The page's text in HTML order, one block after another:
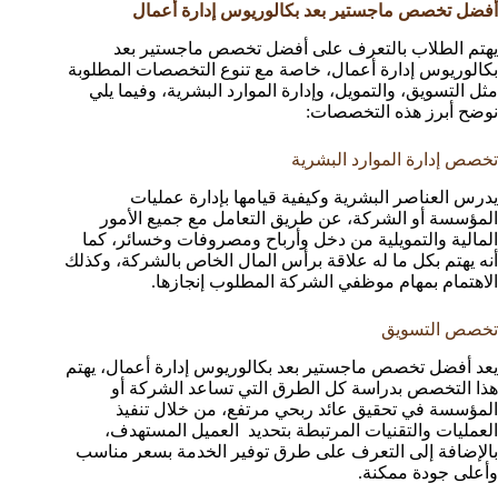
أفضل تخصص ماجستير بعد بكالوريوس إدارة أعمال
يهتم الطلاب بالتعرف على أفضل تخصص ماجستير بعد
بكالوريوس إدارة أعمال، خاصة مع تنوع التخصصات المطلوبة
مثل التسويق، والتمويل، وإدارة الموارد البشرية، وفيما يلي
نوضح أبرز هذه التخصصات:
تخصص إدارة الموارد البشرية
يدرس العناصر البشرية وكيفية قيامها بإدارة عمليات
المؤسسة أو الشركة، عن طريق التعامل مع جميع الأمور
المالية والتمويلية من دخل وأرباح ومصروفات وخسائر، كما
أنه يهتم بكل ما له علاقة برأس المال الخاص بالشركة، وكذلك
الاهتمام بمهام موظفي الشركة المطلوب إنجازها.
تخصص التسويق
يعد أفضل تخصص ماجستير بعد بكالوريوس إدارة أعمال، يهتم
هذا التخصص بدراسة كل الطرق التي تساعد الشركة أو
المؤسسة في تحقيق عائد ربحي مرتفع، من خلال تنفيذ
العمليات والتقنيات المرتبطة بتحديد العميل المستهدف،
بالإضافة إلى التعرف على طرق توفير الخدمة بسعر مناسب
وأعلى جودة ممكنة.